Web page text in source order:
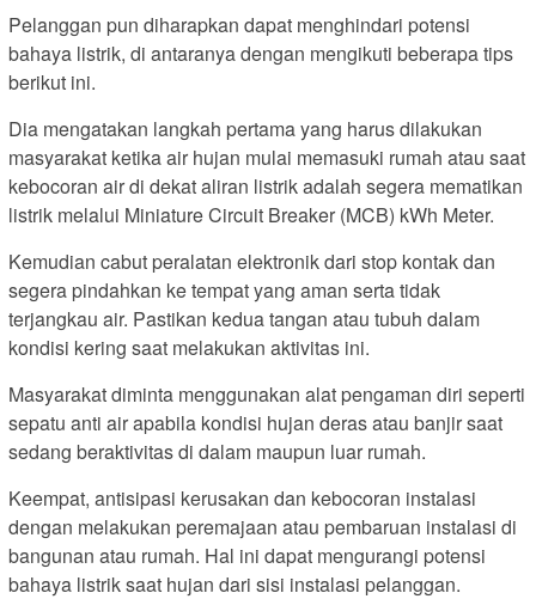
Pelanggan pun diharapkan dapat menghindari potensi
bahaya listrik, di antaranya dengan mengikuti beberapa tips
berikut ini.
Dia mengatakan langkah pertama yang harus dilakukan
masyarakat ketika air hujan mulai memasuki rumah atau saat
kebocoran air di dekat aliran listrik adalah segera mematikan
listrik melalui Miniature Circuit Breaker (MCB) kWh Meter.
Kemudian cabut peralatan elektronik dari stop kontak dan
segera pindahkan ke tempat yang aman serta tidak
terjangkau air. Pastikan kedua tangan atau tubuh dalam
kondisi kering saat melakukan aktivitas ini.
Masyarakat diminta menggunakan alat pengaman diri seperti
sepatu anti air apabila kondisi hujan deras atau banjir saat
sedang beraktivitas di dalam maupun luar rumah.
Keempat, antisipasi kerusakan dan kebocoran instalasi
dengan melakukan peremajaan atau pembaruan instalasi di
bangunan atau rumah. Hal ini dapat mengurangi potensi
bahaya listrik saat hujan dari sisi instalasi pelanggan.